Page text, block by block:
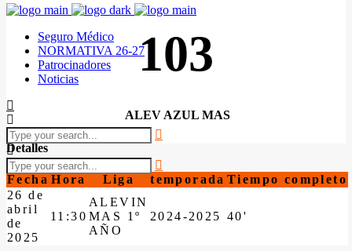
Seguro Médico
NORMATIVA 26-27
Patrocinadores
Noticias
103
ALEV AZUL MAS
Detalles
Fecha Hora Liga temporada Tiempo completo
26 de
abril
de
2025
11:30
ALEVIN
MAS 1º
AÑO
2024-2025 40'